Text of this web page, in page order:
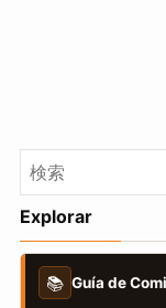
Explorar
📚 Guía de